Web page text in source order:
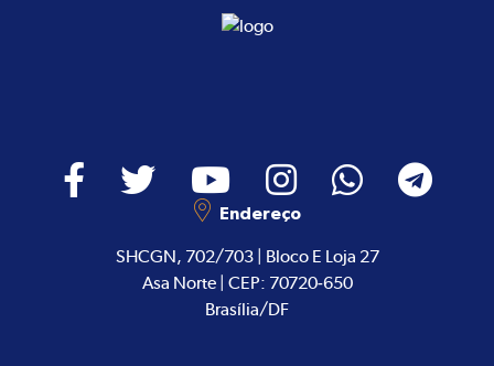
Endereço
SHCGN, 702/703 | Bloco E Loja 27
Asa Norte | CEP: 70720-650
Brasília/DF